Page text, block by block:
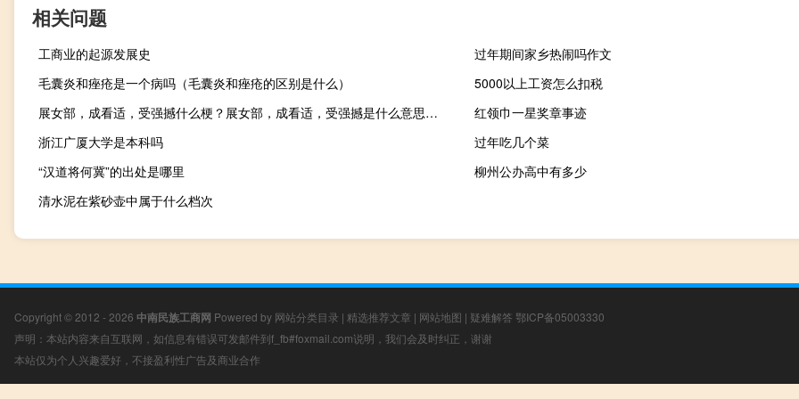
相关问题
工商业的起源发展史
过年期间家乡热闹吗作文
毛囊炎和痤疮是一个病吗（毛囊炎和痤疮的区别是什么）
5000以上工资怎么扣税
展女部，成看适，受强撼什么梗？展女部，成看适，受强撼是什么意思什么梗
红领巾一星奖章事迹
浙江广厦大学是本科吗
过年吃几个菜
“汉道将何冀”的出处是哪里
柳州公办高中有多少
清水泥在紫砂壶中属于什么档次
Copyright © 2012 - 2026 中南民族工商网 Powered by 网站分类目录 | 精选推荐文章 | 网站地图 | 疑难解答 鄂ICP备05003330
声明：本站内容来自互联网，如信息有错误可发邮件到f_fb#foxmail.com说明，我们会及时纠正，谢谢
本站仅为个人兴趣爱好，不接盈利性广告及商业合作